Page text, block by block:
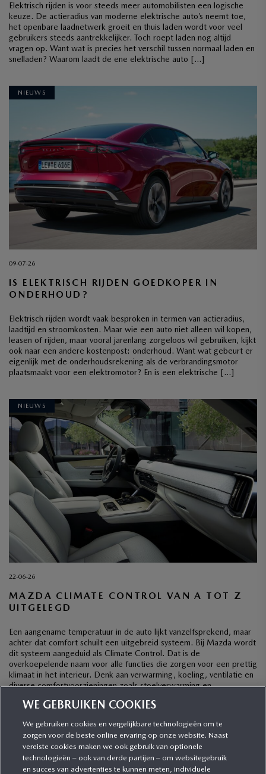
Elektrisch rijden is voor steeds meer automobilisten een logische
keuze. De actieradius van moderne elektrische auto’s neemt toe,
het openbare laadnetwerk groeit en thuis laden wordt voor veel
gebruikers steeds aantrekkelijker. Toch roept laden nog altijd
vragen op. Want wat is precies het verschil tussen normaal laden en
snelladen? Waarom laadt de ene elektrische auto […]
NIEUWS
09-07-26
IS ELEKTRISCH RIJDEN GOEDKOPER IN
ONDERHOUD?
Elektrisch rijden wordt vaak besproken in termen van actieradius,
laadtijd en stroomkosten. Maar wie een auto niet alleen wil kopen,
leasen of rijden, maar vooral jarenlang zorgeloos wil gebruiken, kijkt
ook naar een andere kostenpost: onderhoud. Want wat gebeurt er
eigenlijk met de onderhoudsrekening als de verbrandingsmotor
plaatsmaakt voor een elektromotor? En is een elektrische […]
NIEUWS
22-06-26
MAZDA CLIMATE CONTROL VAN A TOT Z
UITGELEGD
Een aangename temperatuur in de auto lijkt vanzelfsprekend, maar
achter dat comfort schuilt een uitgebreid systeem. Bij Mazda wordt
dit systeem aangeduid als Climate Control. Dat is de
overkoepelende naam voor alle functies die zorgen voor een prettig
klimaat in het interieur. Denk aan verwarming, koeling, ventilatie en
diverse comfortvoorzieningen zoals stoelverwarming en
CATEGORIEËN
WE GEBRUIKEN COOKIES
We gebruiken cookies en vergelijkbare technologieën om te
zorgen voor de beste online ervaring op onze website. Naast
vereiste cookies maken we ook gebruik van optionele
technologieën – ook van derde partijen – om websitegebruik
en succes van advertenties te kunnen meten, individuele